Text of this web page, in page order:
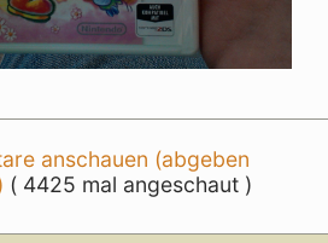
anschauen (abgeben
( 4425 mal angeschaut )